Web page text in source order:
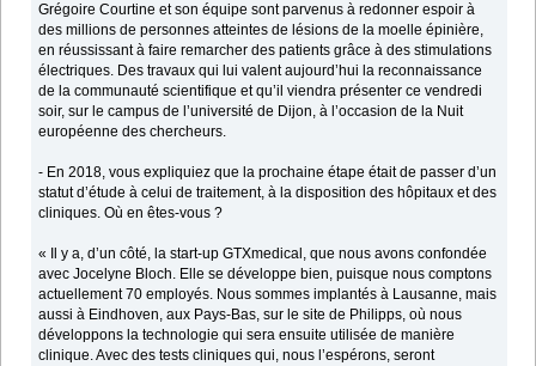
Grégoire Courtine et son équipe sont parvenus à redonner espoir à
des millions de personnes atteintes de lésions de la moelle épinière,
en réussissant à faire remarcher des patients grâce à des stimulations
électriques. Des travaux qui lui valent aujourd’hui la reconnaissance
de la communauté scientifique et qu’il viendra présenter ce vendredi
soir, sur le campus de l’université de Dijon, à l’occasion de la Nuit
européenne des chercheurs.
- En 2018, vous expliquiez que la prochaine étape était de passer d’un
statut d’étude à celui de traitement, à la disposition des hôpitaux et des
cliniques. Où en êtes-vous ?
« Il y a, d’un côté, la start-up GTXmedical, que nous avons confondée
avec Jocelyne Bloch. Elle se développe bien, puisque nous comptons
actuellement 70 employés. Nous sommes implantés à Lausanne, mais
aussi à Eindhoven, aux Pays-Bas, sur le site de Philipps, où nous
développons la technologie qui sera ensuite utilisée de manière
clinique. Avec des tests cliniques qui, nous l’espérons, seront